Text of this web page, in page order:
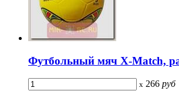
Футбольный мяч X-Match,
x 266 руб